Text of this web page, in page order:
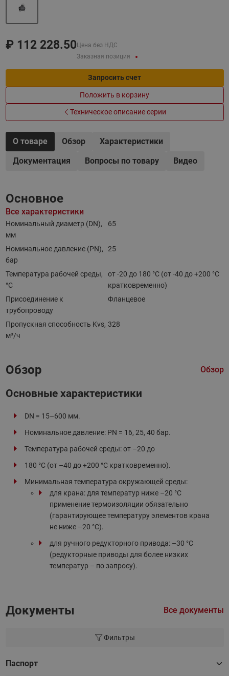
₽ 112 228.50 Цена без НДС
Заказная позиция
Запросить счет
Положить в корзину
Техническое описание серии
О товаре Обзор
Характеристики
Документация
Вопросы по товару Видео
Основное
Все характеристики
Номинальный диаметр (DN),
мм
65
Номинальное давление (PN),
бар
25
Температура рабочей среды,
°С
от -20 до 180 °C (от -40 до +200 °С
кратковременно)
Присоединение к
трубопроводу
Фланцевое
Пропускная способность Kvs,
м³/ч
328
Обзор Обзор
Основные характеристики
DN = 15–600 мм.
Номинальное давление: PN = 16, 25, 40 бар.
Температура рабочей среды: от –20 до
180 °C (от –40 до +200 °С кратковременно).
Минимальная температура окружающей среды:
для крана: для температур ниже –20 °С
применение термоизоляции обязательно
(гарантирующее температуру элементов крана
не ниже –20 °С).
для ручного редукторного привода: –30 °С
(редукторные приводы для более низких
температур – по запросу).
Документы Все документы
Фильтры
Паспорт